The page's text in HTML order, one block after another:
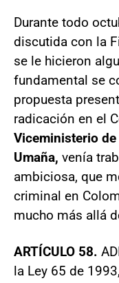
Durante todo
discutida con la
se le hicieron
fundamental se
propuesta
radicación en el
Viceministerio
Umaña, venía
ambiciosa, que
criminal en
mucho más allá
ARTÍCULO 58.
la Ley 65 de